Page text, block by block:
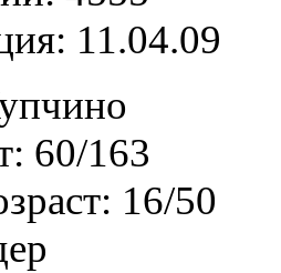
11.04.09
60/163
16/50